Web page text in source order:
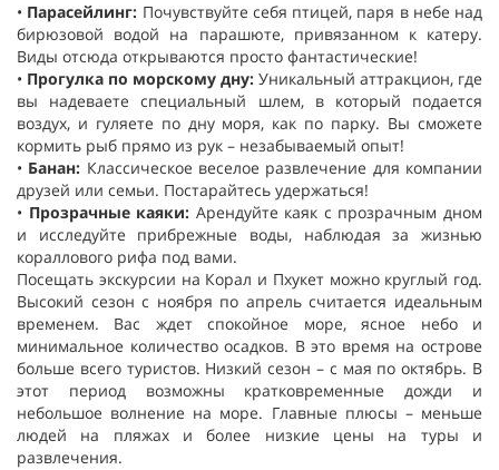
• Парасейлинг: Почувствуйте себя птицей, паря в небе над
бирюзовой водой на парашюте, привязанном к катеру.
Виды отсюда открываются просто фантастические!
• Прогулка по морскому дну: Уникальный аттракцион, где
вы надеваете специальный шлем, в который подается
воздух, и гуляете по дну моря, как по парку. Вы сможете
кормить рыб прямо из рук – незабываемый опыт!
• Банан: Классическое веселое развлечение для компании
друзей или семьи. Постарайтесь удержаться!
• Прозрачные каяки: Арендуйте каяк с прозрачным дном
и исследуйте прибрежные воды, наблюдая за жизнью
кораллового рифа под вами.
Посещать экскурсии на Корал и Пхукет можно круглый год.
Высокий сезон с ноября по апрель считается идеальным
временем. Вас ждет спокойное море, ясное небо и
минимальное количество осадков. В это время на острове
больше всего туристов. Низкий сезон – с мая по октябрь. В
этот период возможны кратковременные дожди и
небольшое волнение на море. Главные плюсы – меньше
людей на пляжах и более низкие цены на туры и
развлечения.